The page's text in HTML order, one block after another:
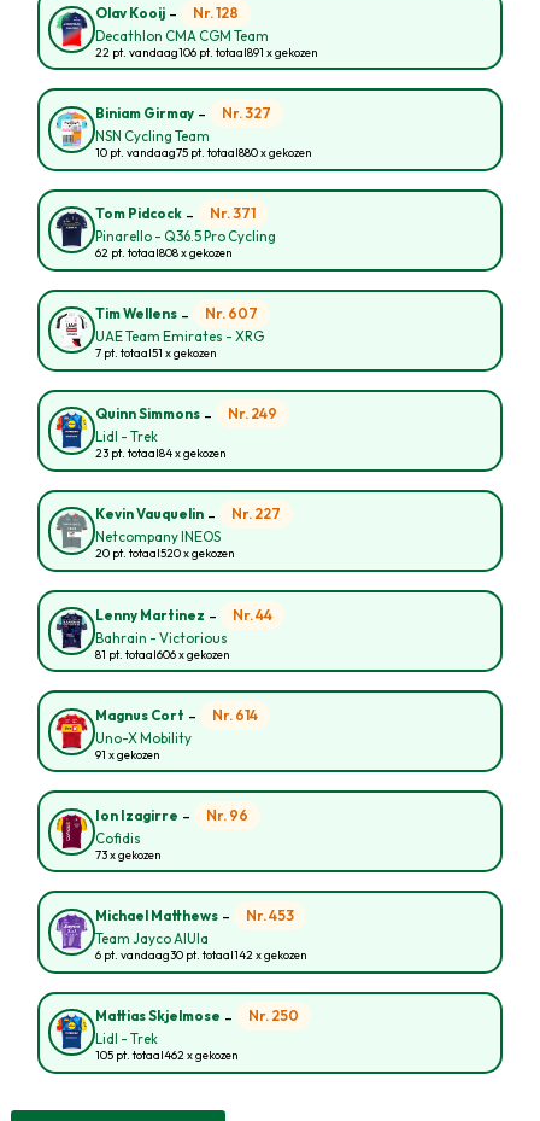
Olav Kooij - Nr. 128
Decathlon CMA CGM Team
22 pt. vandaag106 pt. totaal891 x gekozen
Biniam Girmay - Nr. 327
NSN Cycling Team
10 pt. vandaag75 pt. totaal880 x gekozen
Tom Pidcock - Nr. 371
Pinarello - Q36.5 Pro Cycling
62 pt. totaal808 x gekozen
Tim Wellens - Nr. 607
UAE Team Emirates - XRG
7 pt. totaal51 x gekozen
Quinn Simmons - Nr. 249
Lidl - Trek
23 pt. totaal84 x gekozen
Kevin Vauquelin - Nr. 227
Netcompany INEOS
20 pt. totaal520 x gekozen
Lenny Martinez - Nr. 44
Bahrain - Victorious
81 pt. totaal606 x gekozen
Magnus Cort - Nr. 614
Uno-X Mobility
91 x gekozen
Ion Izagirre - Nr. 96
Cofidis
73 x gekozen
Michael Matthews - Nr. 453
Team Jayco AlUla
6 pt. vandaag30 pt. totaal142 x gekozen
Mattias Skjelmose - Nr. 250
Lidl - Trek
105 pt. totaal462 x gekozen